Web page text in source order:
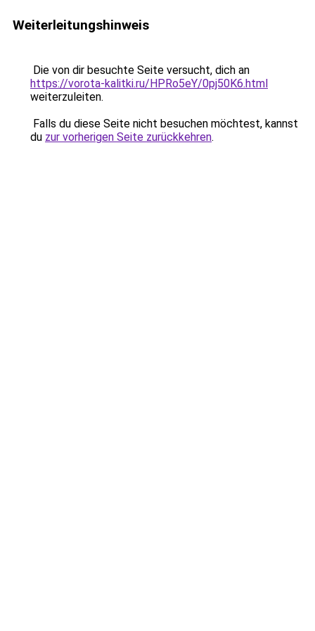
Weiterleitungshinweis
Die von dir besuchte Seite versucht, dich an
https://vorota-kalitki.ru/HPRo5eY/0pj50K6.html
weiterzuleiten.
Falls du diese Seite nicht besuchen möchtest, kannst
du zur vorherigen Seite zurückkehren.